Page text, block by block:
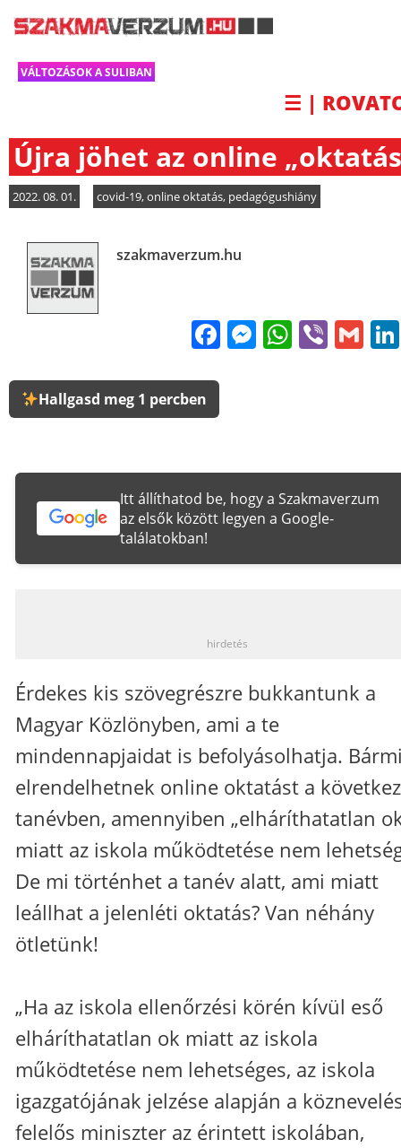
VÁLTOZÁSOK A SULIBAN
☰ |
Újra jöhet az online
2022. 08. 01. covid-19,online oktatás, pedagógushiány
szakmaverzum.hu
FacebookViber
Hallgasd meg 1 percben
Itt állíthatod be, hogy a Szakmaverzum
az elsők között legyen a Google-
találatokban!
hirdetés
Érdekes kis szövegrészre bukkantunk a
Magyar Közlönyben, ami a te
mindennapjaidat is befolyásolhatja.
elrendelhetnek online oktatást a
tanévben, amennyiben „elháríthatatlan
miatt az iskola működtetése nem
De mi történhet a tanév alatt, ami miatt
leállhat a jelenléti oktatás? Van néhány
ötletünk!
„Ha az iskola ellenőrzési körén kívül eső
elháríthatatlan ok miatt az iskola
működtetése nem lehetséges, az iskola
igazgatójának jelzése alapján a
felelős miniszter az érintett iskolában,